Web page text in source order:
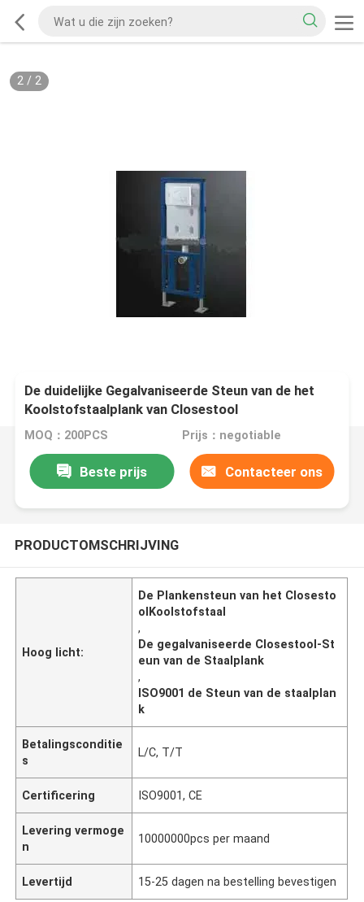
2/ 2
De duidelijke Gegalvaniseerde Steun van de het
Koolstofstaalplank van Closestool
MOQ：200PCS Prijs：negotiable
Beste prijs Contacteer ons
PRODUCTOMSCHRIJVING
Hoog licht:
De Plankensteun van het Closesto
olKoolstofstaal
,
De gegalvaniseerde Closestool-St
eun van de Staalplank
,
ISO9001 de Steun van de staalplan
k
Betalingsconditie
s
L/C, T/T
Certificering ISO9001, CE
Levering vermoge
n
10000000pcs per maand
Levertijd 15-25 dagen na bestelling bevestigen